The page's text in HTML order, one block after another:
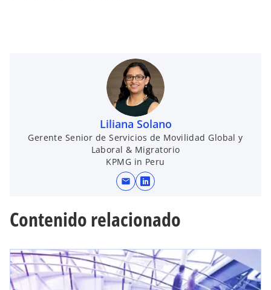
Liliana Solano
Gerente Senior de Servicios de Movilidad Global y
Laboral & Migratorio
KPMG in Peru
mail
s
a
b
r
e
e
Contenido relacionado